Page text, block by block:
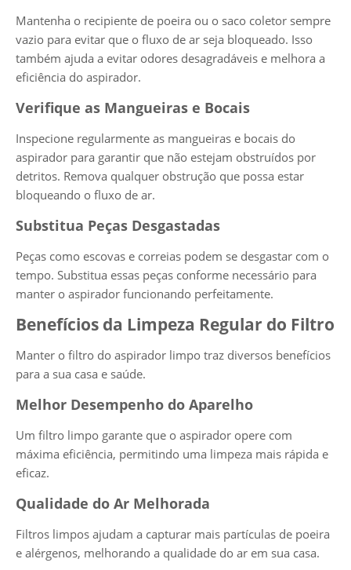
Mantenha o recipiente de poeira ou o saco coletor sempre
vazio para evitar que o fluxo de ar seja bloqueado. Isso
também ajuda a evitar odores desagradáveis e melhora a
eficiência do aspirador.
Verifique as Mangueiras e Bocais
Inspecione regularmente as mangueiras e bocais do
aspirador para garantir que não estejam obstruídos por
detritos. Remova qualquer obstrução que possa estar
bloqueando o fluxo de ar.
Substitua Peças Desgastadas
Peças como escovas e correias podem se desgastar com o
tempo. Substitua essas peças conforme necessário para
manter o aspirador funcionando perfeitamente.
Benefícios da Limpeza Regular do Filtro
Manter o filtro do aspirador limpo traz diversos benefícios
para a sua casa e saúde.
Melhor Desempenho do Aparelho
Um filtro limpo garante que o aspirador opere com
máxima eficiência, permitindo uma limpeza mais rápida e
eficaz.
Qualidade do Ar Melhorada
Filtros limpos ajudam a capturar mais partículas de poeira
e alérgenos, melhorando a qualidade do ar em sua casa.